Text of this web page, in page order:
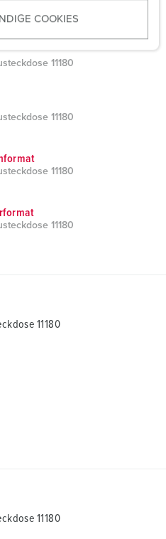
COOKIES
11180
11180
11180
11180
11180
11180